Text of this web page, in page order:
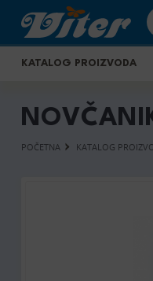
KATALOG PROIZVODA
POČETNA KATALOG